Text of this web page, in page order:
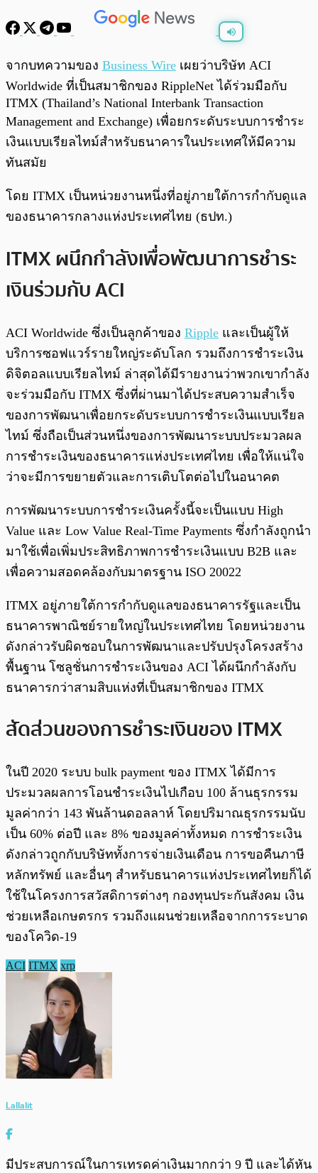
จากบทความของ Business Wire เผยว่าบริษัท ACI
Worldwide ที่เป็นสมาชิกของ RippleNet ได้ร่วมมือกับ
ITMX (Thailand’s National Interbank Transaction
Management and Exchange) เพื่อยกระดับระบบการชำระ
เงินแบบเรียลไทม์สำหรับธนาคารในประเทศให้มีความ
ทันสมัย
โดย ITMX เป็นหน่วยงานหนึ่งที่อยู่ภายใต้การกำกับดูแล
ของธนาคารกลางแห่งประเทศไทย (ธปท.)
ITMX ผนึกกำลังเพื่อพัฒนาการชำระ
เงินร่วมกับ ACI
ACI Worldwide ซึ่งเป็นลูกค้าของ Ripple และเป็นผู้ให้
บริการซอฟแวร์รายใหญ่ระดับโลก รวมถึงการชำระเงิน
ดิจิตอลแบบเรียลไทม์ ล่าสุดได้มีรายงานว่าพวกเขากำลัง
จะร่วมมือกับ ITMX ซึ่งที่ผ่านมาได้ประสบความสำเร็จ
ของการพัฒนาเพื่อยกระดับระบบการชำระเงินแบบเรียล
ไทม์ ซึ่งถือเป็นส่วนหนึ่งของการพัฒนาระบบประมวลผล
การชำระเงินของธนาคารแห่งประเทศไทย เพื่อให้แน่ใจ
ว่าจะมีการขยายตัวและการเติบโตต่อไปในอนาคต
การพัฒนาระบบการชำระเงินครั้งนี้จะเป็นแบบ High
Value และ Low Value Real-Time Payments ซึ่งกำลังถูกนำ
มาใช้เพื่อเพิ่มประสิทธิภาพการชำระเงินแบบ B2B และ
เพื่อความสอดคล้องกับมาตรฐาน ISO 20022
ITMX อยู่ภายใต้การกำกับดูแลของธนาคารรัฐและเป็น
ธนาคารพาณิชย์รายใหญ่ในประเทศไทย โดยหน่วยงาน
ดังกล่าวรับผิดชอบในการพัฒนาและปรับปรุงโครงสร้าง
พื้นฐาน โซลูชั่นการชำระเงินของ ACI ได้ผนึกกำลังกับ
ธนาคารกว่าสามสิบแห่งที่เป็นสมาชิกของ ITMX
สัดส่วนของการชำระเงินของ ITMX
ในปี 2020 ระบบ bulk payment ของ ITMX ได้มีการ
ประมวลผลการโอนชำระเงินไปเกือบ 100 ล้านธุรกรรม
มูลค่ากว่า 143 พันล้านดอลลาห์ โดยปริมาณธุรกรรมนับ
เป็น 60% ต่อปี และ 8% ของมูลค่าทั้งหมด การชำระเงิน
ดังกล่าวถูกกับบริษัททั้งการจ่ายเงินเดือน การขอคืนภาษี
หลักทรัพย์ และอื่นๆ สำหรับธนาคารแห่งประเทศไทยก็ได้
ใช้ในโครงการสวัสดิการต่างๆ กองทุนประกันสังคม เงิน
ช่วยเหลือเกษตรกร รวมถึงแผนช่วยเหลือจากการระบาด
ของโควิด-19
ACI ITMX xrp
Lallalit
มีประสบการณ์ในการเทรดค่าเงินมากกว่า 9 ปี และได้หัน